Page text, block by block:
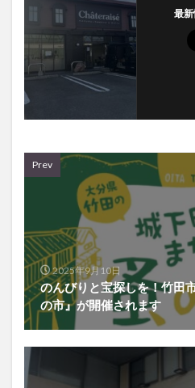
最新
Prev
2025年9月10日
のんびりと宝探しを！竹田
の市』が開催されます